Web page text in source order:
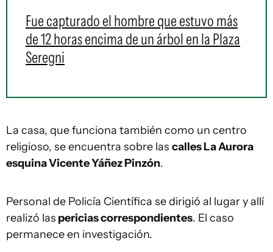
Fue capturado el hombre que estuvo más
de 12 horas encima de un árbol en la Plaza
Seregni
La casa, que funciona también como un centro
religioso, se encuentra sobre las calles La Aurora
esquina Vicente Yáñez Pinzón.
Personal de Policía Científica se dirigió al lugar y allí
realizó las pericias correspondientes. El caso
permanece en investigación.